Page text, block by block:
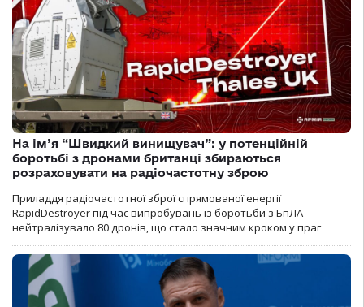
На ім’я “Швидкий винищувач”: у потенційній
боротьбі з дронами британці збираються
розраховувати на радіочастотну зброю
Приладдя радіочастотної зброї спрямованої енергії
RapidDestroyer під час випробувань із боротьби з БпЛА
нейтралізувало 80 дронів, що стало значним кроком у праг